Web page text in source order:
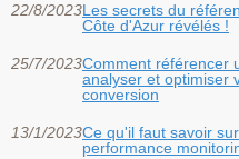
22/8/2023Les secrets du
Côte d'Azur révélés !
25/7/2023Comment référencer
analyser et optimiser
conversion
13/1/2023Ce qu'il faut savoir
performance